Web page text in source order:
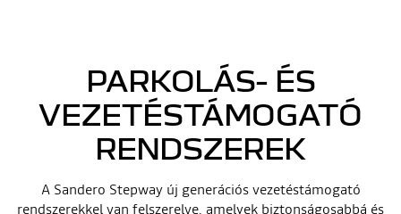
PARKOLÁS- ÉS
VEZETÉSTÁMOGATÓ
RENDSZEREK
A Sandero Stepway új generációs vezetéstámogató
rendszerekkel van felszerelve, amelyek biztonságosabbá és